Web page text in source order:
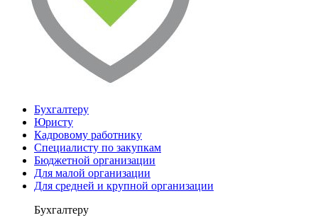
Бухгалтеру
Юристу
Кадровому работнику
Специалисту по закупкам
Бюджетной организации
Для малой организации
Для средней и крупной организации
Бухгалтеру